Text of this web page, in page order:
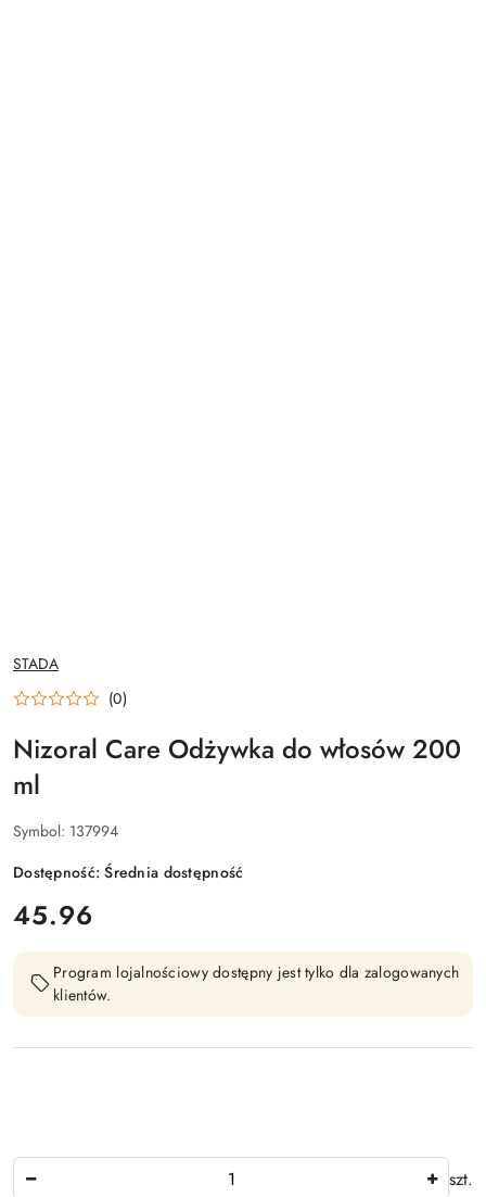
NAZWA
PRODUCENTA:
STADA
(0)
Nizoral Care Odżywka do włosów 200
ml
Symbol: 137994
Dostępność:Średnia dostępność
cena:
45.96
Program lojalnościowy dostępny jest tylko dla zalogowanych
klientów.
szt.